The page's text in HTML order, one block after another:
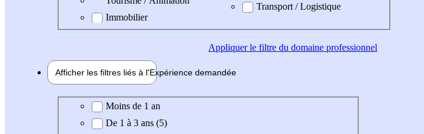
Immobilier
Transport / Logistique
Appliquerle filtre du domaine professionnel
Afficher les filtres liés à l'Expérience demandée
Expérience demandée
Moins de 1 an
De 1 à 3 ans (5)